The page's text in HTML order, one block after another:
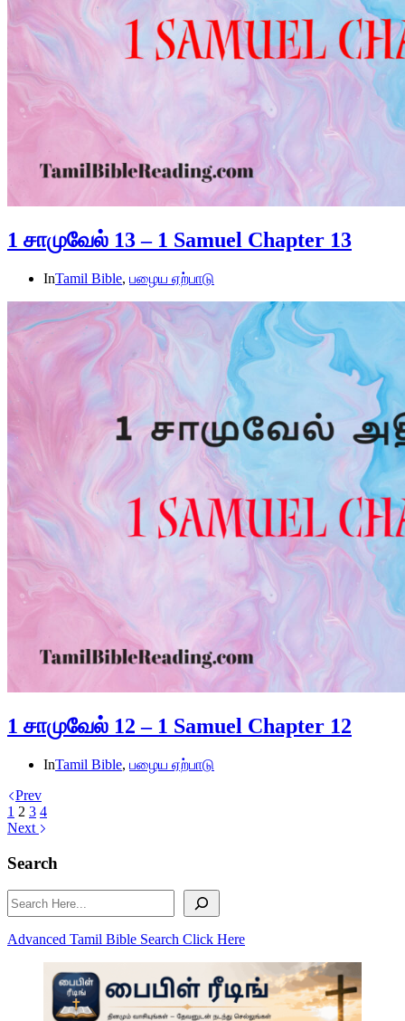
1 சாமுவேல் 13 – 1 Samuel Chapter 13
InTamil Bible, பழைய ஏற்பாடு
1 சாமுவேல் 12 – 1 Samuel Chapter 12
InTamil Bible, பழைய ஏற்பாடு
Prev
1 2 3 4
Next
Search
Search
Advanced Tamil Bible Search Click Here